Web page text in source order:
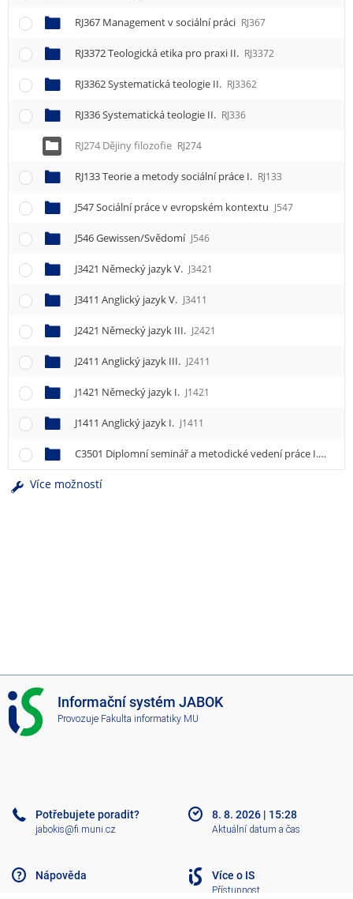
RJ367 Management v sociální práci RJ367
RJ3372 Teologická etika pro praxi II. RJ3372
RJ3362 Systematická teologie II. RJ3362
RJ336 Systematická teologie II. RJ336
RJ274 Dějiny filozofie RJ274
RJ133 Teorie a metody sociální práce I. RJ133
J547 Sociální práce v evropském kontextu J547
J546 Gewissen/Svědomí J546
J3421 Německý jazyk V. J3421
J3411 Anglický jazyk V. J3411
J2421 Německý jazyk III. J2421
J2411 Anglický jazyk III. J2411
J1421 Německý jazyk I. J1421
J1411 Anglický jazyk I. J1411
C3501 Diplomní seminář a metodické vedení práce I.C3501
Více možností
I
S
J
Informační systém JABOK
Provozuje Fakulta informatiky MU
Potřebujete poradit?
jabokis@fi.muni.cz
Nápověda
8. 8. 2026 | 15:28
Aktuální datum a čas
Více o IS
Přístupnost